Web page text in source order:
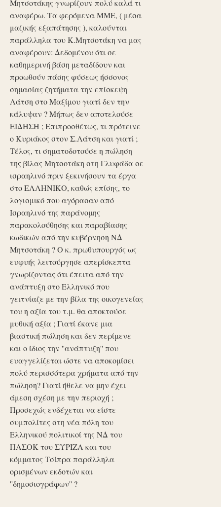
Μητσοτάκης γνωρίζουν πολύ καλά τι
αναφέρω. Τα φερόμενα ΜΜΕ, ( μέσα
μαζικής εξαπάτησης ), καλούνται
παράλληλα του Κ.Μητσοτάκη να μας
αναφέρουν: Δεδομένου ότι σε
καθημερινή βάση μεταδίδουν και
προωθούν πάσης φύσεως ήσσονος
σημασίας ζητήματα την επίσκεψη
Λάτση στο Μαξίμου γιατί δεν την
κάλυψαν ? Μήπως δεν αποτελούσε
ΕΙΔΗΣΗ ; Επιπροσθέτως, τι πρότεινε
ο Κυριάκος στον Σ.Λάτση και γιατί ;
Τέλος, τι σηματοδοτούσε η πώληση
της βίλας Μητσοτάκη στη Γλυφάδα σε
ισραηλινό πριν ξεκινήσουν τα έργα
στο ΕΛΛΗΝΙΚΟ, καθώς επίσης, το
λογισμικό που αγόρασαν από
Ισραηλινό της παράνομης
παρακολούθησης και παραβίασης
κωδικών από την κυβέρνηση ΝΔ
Μητσοτάκη ? Ο κ. πρωθυπουργός ως
ευφυής λειτούργησε απερίσκεπτα
γνωρίζοντας ότι έπειτα από την
ανάπτυξη στο Ελληνικό που
γειτνίαζε με την βίλα της οικογενείας
του η αξία του τ.μ. θα αποκτούσε
μυθική αξία ; Γιατί έκανε μια
βιαστική πώληση και δεν περίμενε
και ο ίδιος την ''ανάπτυξη'' που
ευαγγελίζεται ώστε να αποκομίσει
πολύ περισσότερα χρήματα από την
πώληση? Γιατί ήθελε να μην έχει
άμεση σχέση με την περιοχή ;
Προσεχώς ενδέχεται να είστε
συμπολίτες στη νέα πόλη του
Ελληνικού πολιτικοί της ΝΔ του
ΠΑΣΟΚ του ΣΥΡΙΖΑ και του
κόμματος Τσίπρα παράλληλα
ορισμένων εκδοτών και
''δημοσιογράφων'' ?